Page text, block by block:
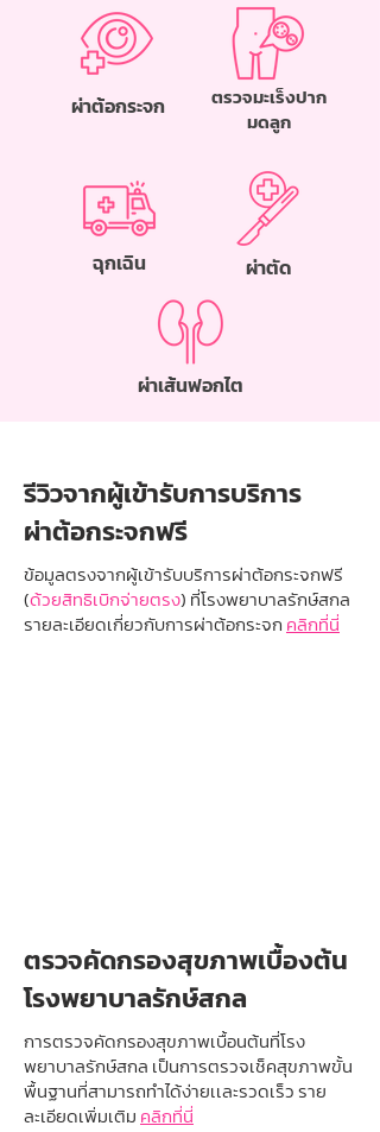
ผ่าต้อกระจก
ตรวจมะเร็งปาก
มดลูก
ฉุกเฉิน ผ่าตัด
ผ่าเส้นฟอกไต
รีวิวจากผู้เข้ารับการบริการ
ผ่าต้อกระจกฟรี
ข้อมูลตรงจากผู้เข้ารับบริการผ่าต้อกระจกฟรี
(ด้วยสิทธิเบิกจ่ายตรง) ที่โรงพยาบาลรักษ์สกล
รายละเอียดเกี่ยวกับการผ่าต้อกระจก คลิกที่นี่
ตรวจคัดกรองสุขภาพเบื้องต้น
โรงพยาบาลรักษ์สกล
การตรวจคัดกรองสุขภาพเบื้อนต้นที่โรง
พยาบาลรักษ์สกล เป็นการตรวจเช็คสุขภาพขั้น
พื้นฐานที่สามารถทำได้ง่ายเเละรวดเร็วราย
ละเอียดเพิ่มเติม คลิกที่นี่